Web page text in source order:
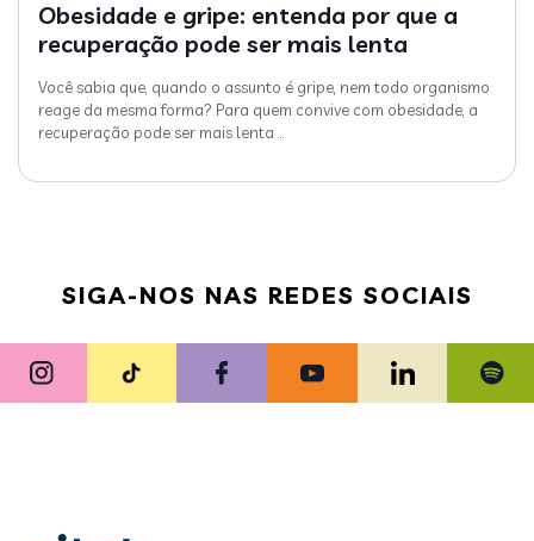
Obesidade e gripe: entenda por que a
recuperação pode ser mais lenta
Você sabia que, quando o assunto é gripe, nem todo organismo
reage da mesma forma? Para quem convive com obesidade, a
recuperação pode ser mais lenta …
SIGA-NOS NAS REDES SOCIAIS